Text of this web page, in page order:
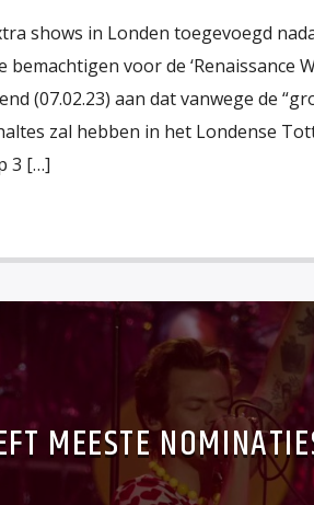
shows in Londen toegevoegd
voor de ‘Renaissance
(07.02.23) aan dat vanwege de
zal hebben in het Londense
3 […]
MEESTE